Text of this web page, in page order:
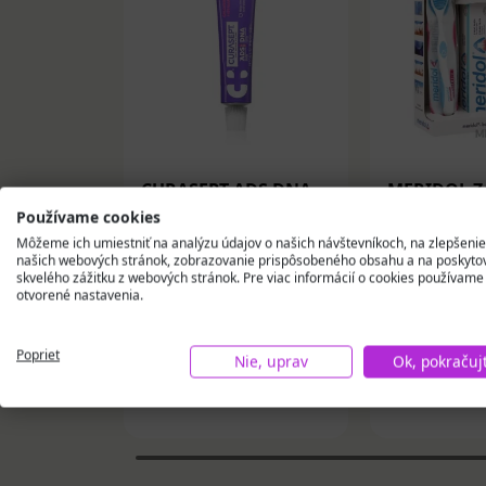
CURASEPT ADS DNA
HYALU PRO gél s
chlórhexidínom 0,50
% + kyselina
hyaluronová 30 ml
13,05 €
Vložiť do košíka
MERIDOL
zubná
ústna voda
škrabka 1
10,76 €
Vložiť
Používame cookies
Môžeme ich umiestniť na analýzu údajov o našich návštevníkoch, na zlepšenie
našich webových stránok, zobrazovanie prispôsobeného obsahu a na
skvelého zážitku z webových stránok. Pre viac informácií o cookies používame
otvorené nastavenia.
Poprieť Nie, uprav Ok,